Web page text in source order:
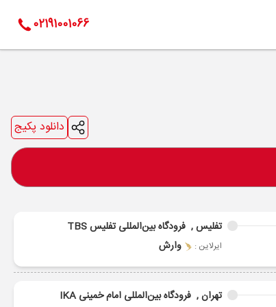
02191001066
دانلود پکیج
تفلیس , فرودگاه بین‌المللی تفلیس TBS
ایرلاین : وارش
تهران , فرودگاه بین‌المللی امام خمینی IKA